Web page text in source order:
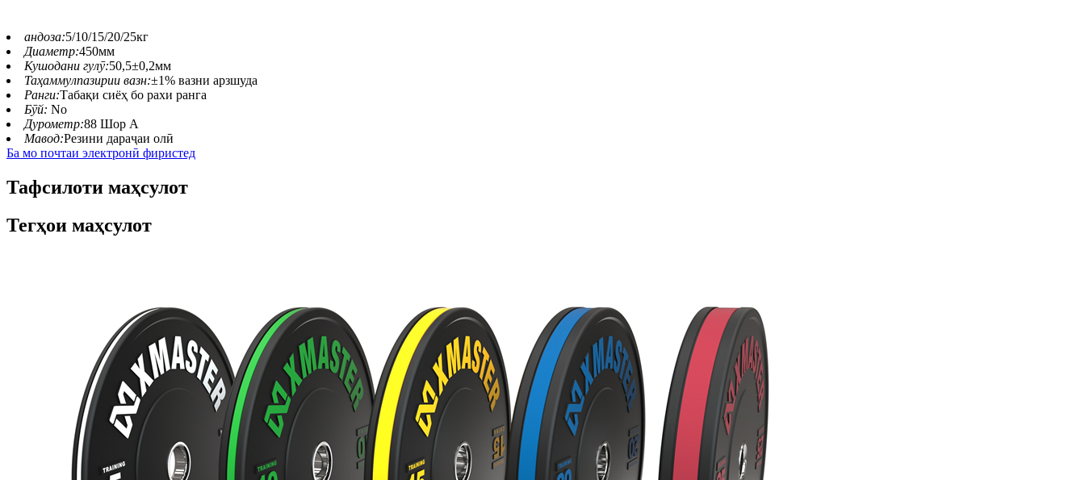
андоза:5/10/15/20/25кг
Диаметр:450мм
Кушодани гулӯ:50,5±0,2мм
Таҳаммулпазирии вазн:±1% вазни арзшуда
Ранги:Табақи сиёҳ бо рахи ранга
Бӯй: No
Дурометр:88 Шор А
Мавод:Резини дараҷаи олӣ
Ба мо почтаи электронӣ фиристед
Тафсилоти маҳсулот
Тегҳои маҳсулот